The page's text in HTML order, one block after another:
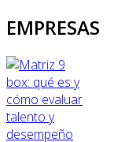
EMPRESAS